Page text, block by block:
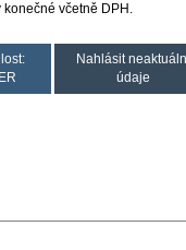
včetně DPH.
Nahlásit
údaje